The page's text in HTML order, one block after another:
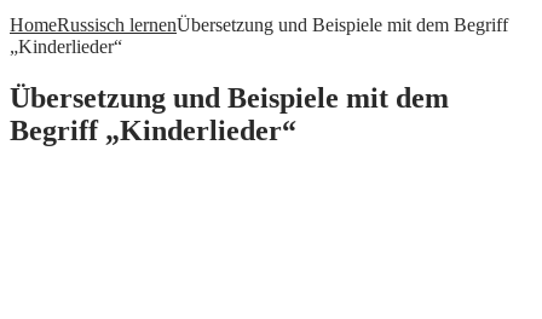
HomeRussisch lernenÜbersetzung und Beispiele mit dem Begriff
„Kinderlieder“
Übersetzung und Beispiele mit dem
Begriff „Kinderlieder“